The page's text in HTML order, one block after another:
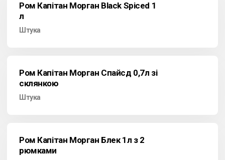
Ром Капітан Морган Black Spiced 1
л
Штука
Ром Капітан Морган Спайсд 0,7л зі
склянкою
Штука
Ром Капітан Морган Блек 1л з 2
рюмками